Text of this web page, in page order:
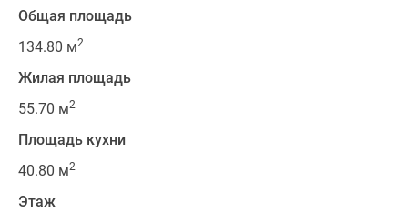
Общая площадь
134.80 м2
Жилая площадь
55.70 м2
Площадь кухни
40.80 м2
Этаж